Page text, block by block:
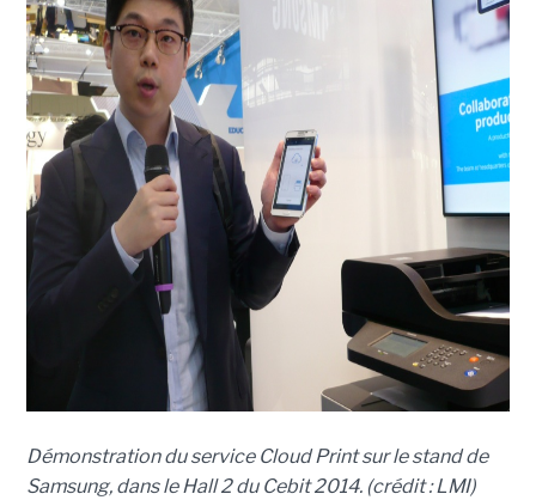
Démonstration du service Cloud Print sur le stand de
Samsung, dans le Hall 2 du Cebit 2014. (crédit : LMI)